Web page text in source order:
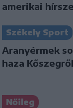
amerikai
Székely Sport
Aranyérmek
haza
Nőileg